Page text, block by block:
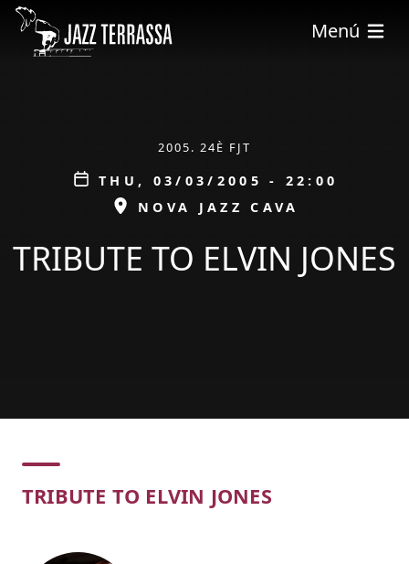
Skip to main content
Menú
2005. 24È FJT
Data
THU, 03/03/2005 - 22:00
ESPAI
NOVA JAZZ CAVA
TRIBUTE TO ELVIN JONES
Concert
TRIBUTE TO ELVIN JONES